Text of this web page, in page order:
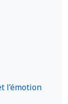
l’émotion